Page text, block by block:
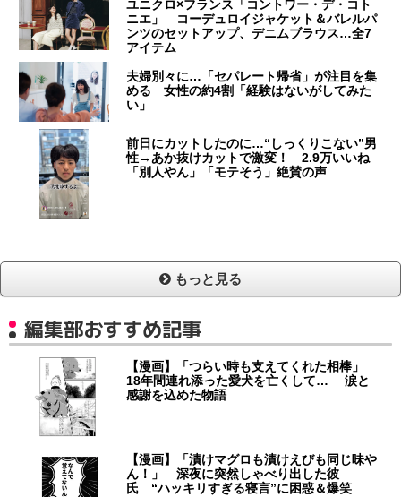
ユニクロ×フランス「コントワー・デ・コト
ニエ」 コーデュロイジャケット＆バレルパ
ンツのセットアップ、デニムブラウス…全7
アイテム
夫婦別々に…「セパレート帰省」が注目を集
める 女性の約4割「経験はないがしてみた
い」
前日にカットしたのに…“しっくりこない”男
性→あか抜けカットで激変！ 2.9万いいね
「別人やん」「モテそう」絶賛の声
もっと見る
編集部おすすめ記事
【漫画】「つらい時も支えてくれた相棒」
18年間連れ添った愛犬を亡くして… 涙と
感謝を込めた物語
【漫画】「漬けマグロも漬けえびも同じ味や
ん！」 深夜に突然しゃべり出した彼
氏 “ハッキリすぎる寝言”に困惑＆爆笑